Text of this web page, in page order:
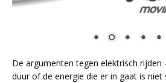
De argumenten tegen elektrisch
duur of de energie die er in gaat is niet